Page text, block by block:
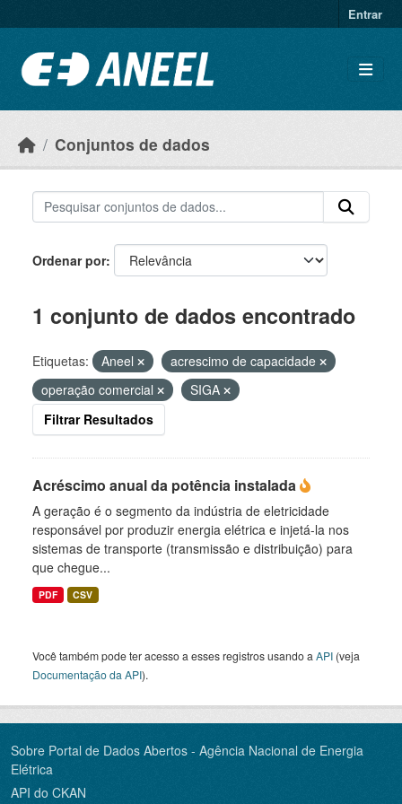
Entrar
Conjuntos de dados
Ordenar por
1 conjunto de dados encontrado
Etiquetas: Aneel
acrescimo de capacidade
operação comercial
SIGA
Filtrar Resultados
Acréscimo anual da potência instalada
A geração é o segmento da indústria de eletricidade
responsável por produzir energia elétrica e injetá-la nos
sistemas de transporte (transmissão e distribuição) para
que chegue...
PDF CSV
Você também pode ter acesso a esses registros usando a API (veja
Documentação da API).
Sobre Portal de Dados Abertos - Agência Nacional de Energia
Elétrica
API do CKAN